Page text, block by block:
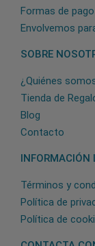
Formas de pago
Envolvemos
SOBRE
¿Quiénes
Tienda de
Blog
Contacto
INFORMACIÓN
Términos y
Política de
Política de